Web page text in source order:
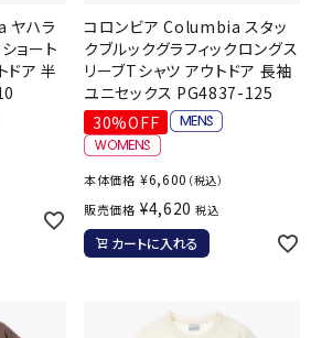
ヤハラ
ョート
ドア 半
コロンビア Columbia スタッ
クブルックグラフィックロングス
リーブTシャツ アウトドア 長袖
ユニセックス PG4837-125
30%OFF
本体価格 ¥6,600 （税込）
販売価格 ¥4,620 税込
カートに入れる